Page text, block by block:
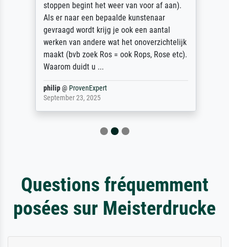
stoppen begint het weer van voor af aan).
Als er naar een bepaalde kunstenaar
gevraagd wordt krijg je ook een aantal
werken van andere wat het onoverzichtelijk
maakt (bvb zoek Ros = ook Rops, Rose etc).
Waarom duidt u ...
philip@ ProvenExpert
September 23, 2025
Questions fréquemment
posées sur Meisterdrucke